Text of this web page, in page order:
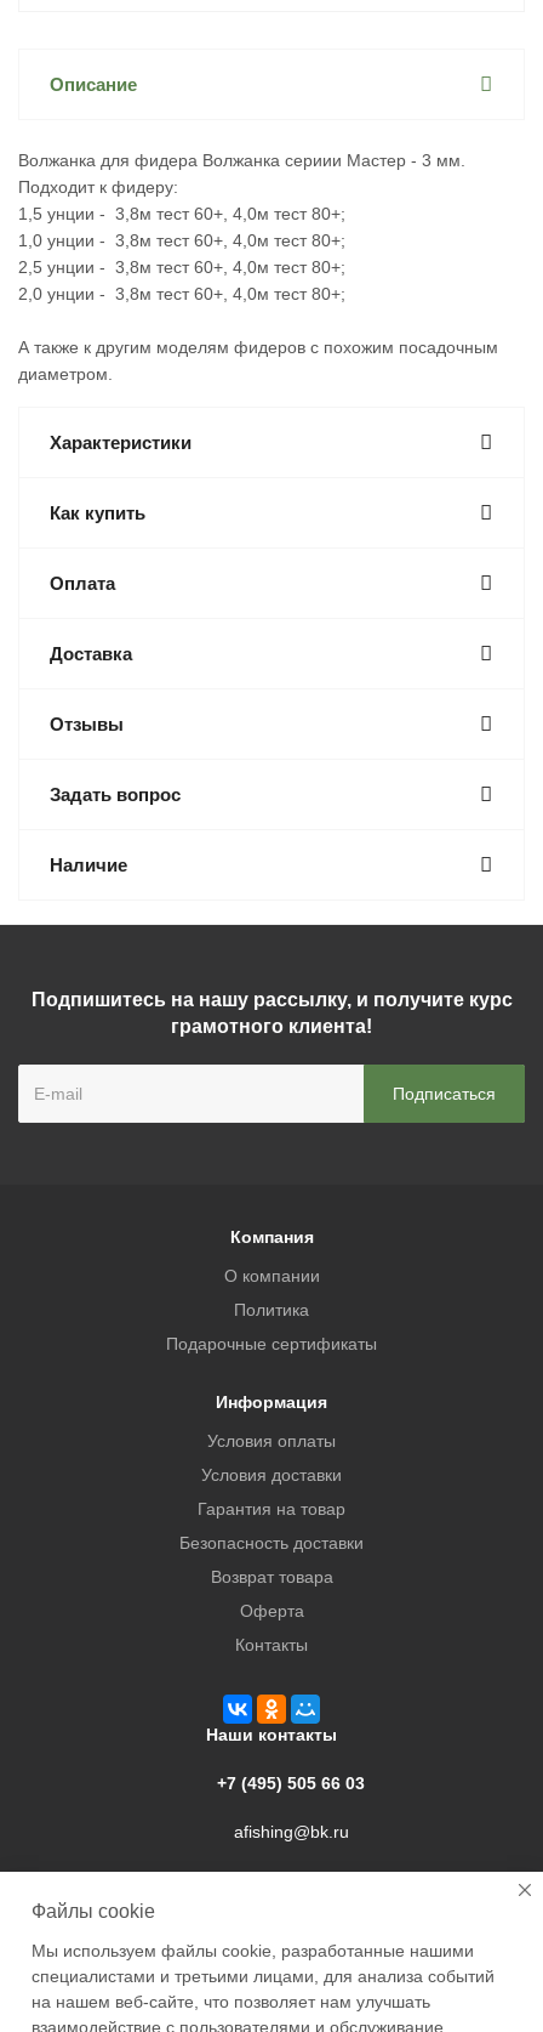
Описание
Волжанка для фидера Волжанка сериии Мастер - 3 мм.
Подходит к фидеру:
1,5 унции - 3,8м тест 60+, 4,0м тест 80+;
1,0 унции - 3,8м тест 60+, 4,0м тест 80+;
2,5 унции - 3,8м тест 60+, 4,0м тест 80+;
2,0 унции - 3,8м тест 60+, 4,0м тест 80+;
А также к другим моделям фидеров с похожим посадочным
диаметром.
Характеристики
Как купить
Оплата
Доставка
Отзывы
Задать вопрос
Наличие
Подпишитесь на нашу рассылку, и получите курс
грамотного клиента!
Компания
О компании
Политика
Подарочные сертификаты
Информация
Условия оплаты
Условия доставки
Гарантия на товар
Безопасность доставки
Возврат товара
Оферта
Контакты
Наши контакты
+7 (495) 505 66 03
afishing@bk.ru
Файлы cookie
Мы используем файлы cookie, разработанные нашими
специалистами и третьими лицами, для анализа событий
на нашем веб-сайте, что позволяет нам улучшать
взаимодействие с пользователями и обслуживание.